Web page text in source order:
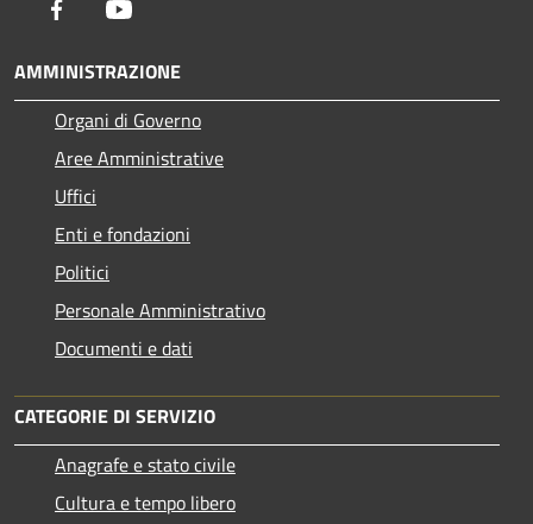
Facebook
AMMINISTRAZIONE
Organi di Governo
Aree Amministrative
Uffici
Enti e fondazioni
Politici
Personale Amministrativo
Documenti e dati
CATEGORIE DI SERVIZIO
Anagrafe e stato civile
Cultura e tempo libero